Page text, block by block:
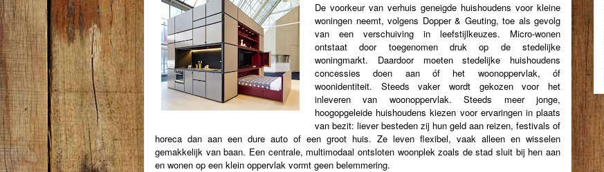
De voorkeur van verhuis geneigde huishoudens voor kleine
woningen neemt, volgens Dopper & Geuting, toe als gevolg
van een verschuiving in leefstijlkeuzes. Micro-wonen
ontstaat door toegenomen druk op de stedelijke
woningmarkt. Daardoor moeten stedelijke huishoudens
concessies doen aan óf het woonoppervlak, óf
woonidentiteit. Steeds vaker wordt gekozen voor het
inleveren van woonoppervlak. Steeds meer jonge,
hoogopgeleide huishoudens kiezen voor ervaringen in plaats
van bezit: liever besteden zij hun geld aan reizen, festivals of
horeca dan aan een dure auto of een groot huis. Ze leven flexibel, vaak alleen en wisselen
gemakkelijk van baan. Een centrale, multimodaal ontsloten woonplek zoals de stad sluit bij hen aan
en wonen op een klein oppervlak vormt geen belemmering.